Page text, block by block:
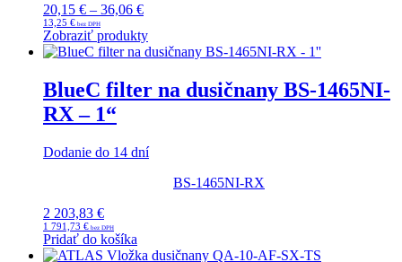
20,15 € – 36,06 €Price
20,15 €
through
13,25 €
Zobraziť produkty
BlueC filter na dusičnany BS-1465NI-
RX – 1“
Dodanie do 14 dní
BS-1465NI-RX
2 203,83 €
1 791,73 €
Pridať do košíka